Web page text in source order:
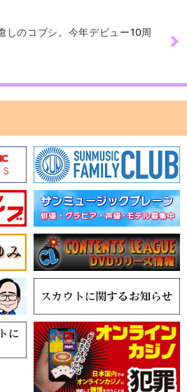
エンターテインメ
進してまいりま
式会社ティースリ
ミュージックプロ
ン代表取締役社
之、大谷樹理プロ
子プロゴルフ協会
しのコブシ。今年デビュー10周